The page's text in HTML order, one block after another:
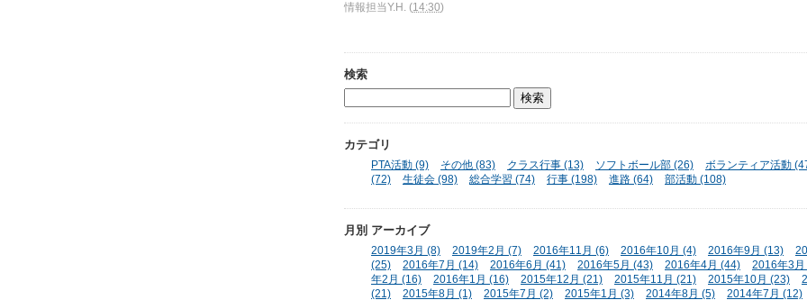
情報担当Y.H. (14:30)
検索
カテゴリ
PTA活動 (9) その他 (83) クラス行事 (13) ソフトボール部 (26) ボランティア活動
(72)
生徒会 (98) 総合学習 (74) 行事 (198) 進路 (64) 部活動 (108)
月別 アーカイブ
2019年3月 (8) 2019年2月 (7) 2016年11月 (6) 2016年10月 (4) 2016年9月 (13)
(25)
2016年7月 (14) 2016年6月 (41) 2016年5月 (43) 2016年4月 (44) 2016年3
年2月 (16)
2016年1月 (16) 2015年12月 (21) 2015年11月 (21) 2015年10月 (23)
(21)
2015年8月 (1) 2015年7月 (2) 2015年1月 (3) 2014年8月 (5) 2014年7月 (12)